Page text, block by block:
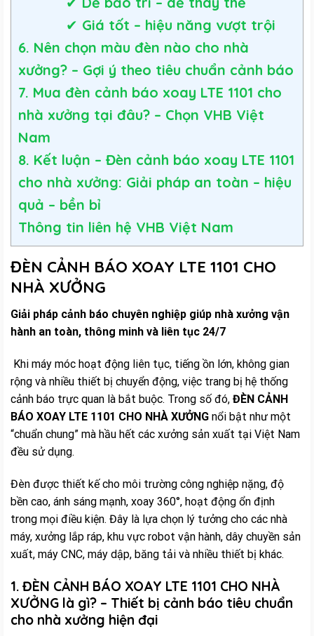
✔ Giá tốt – hiệu năng vượt trội
6. Nên chọn màu đèn nào cho nhà
xưởng? – Gợi ý theo tiêu chuẩn cảnh báo
7. Mua đèn cảnh báo xoay LTE 1101 cho
nhà xưởng tại đâu? – Chọn VHB Việt
Nam
8. Kết luận – Đèn cảnh báo xoay LTE 1101
cho nhà xưởng: Giải pháp an toàn – hiệu
quả – bền bỉ
Thông tin liên hệ VHB Việt Nam
ĐÈN CẢNH BÁO XOAY LTE 1101 CHO
NHÀ XƯỞNG
Giải pháp cảnh báo chuyên nghiệp giúp nhà xưởng vận
hành an toàn, thông minh và liên tục 24/7
Khi máy móc hoạt động liên tục, tiếng ồn lớn, không gian
rộng và nhiều thiết bị chuyển động, việc trang bị hệ thống
cảnh báo trực quan là bắt buộc. Trong số đó, ĐÈN CẢNH
BÁO XOAY LTE 1101 CHO NHÀ XƯỞNG nổi bật như một
“chuẩn chung” mà hầu hết các xưởng sản xuất tại Việt Nam
đều sử dụng.
Đèn được thiết kế cho môi trường công nghiệp nặng, độ
bền cao, ánh sáng mạnh, xoay 360°, hoạt động ổn định
trong mọi điều kiện. Đây là lựa chọn lý tưởng cho các nhà
máy, xưởng lắp ráp, khu vực robot vận hành, dây chuyền sản
xuất, máy CNC, máy dập, băng tải và nhiều thiết bị khác.
1. ĐÈN CẢNH BÁO XOAY LTE 1101 CHO NHÀ
XƯỞNG là gì? – Thiết bị cảnh báo tiêu chuẩn
cho nhà xưởng hiện đại